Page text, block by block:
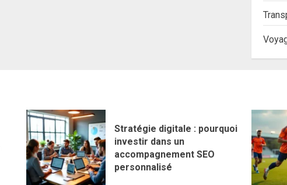
Stratégie digitale : pourquoi
investir dans un
accompagnement SEO
personnalisé